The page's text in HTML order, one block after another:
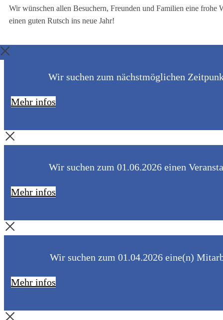
Wir wünschen allen Besuchern, Freunden und Familien eine frohe
einen guten Rutsch ins neue Jahr!
Wir suchen zum nächstmöglichen
Mehr infos
Wir suchen zum 01.06.2026 einen
Mehr infos
Wir suchen zum 01.04.2026 eine(n)
Mehr infos